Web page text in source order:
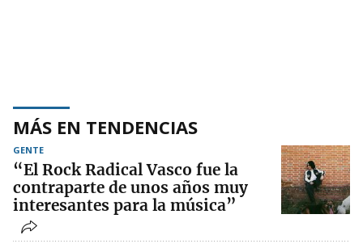
MÁS EN TENDENCIAS
GENTE
“El Rock Radical Vasco fue la
contraparte de unos años muy
interesantes para la música”